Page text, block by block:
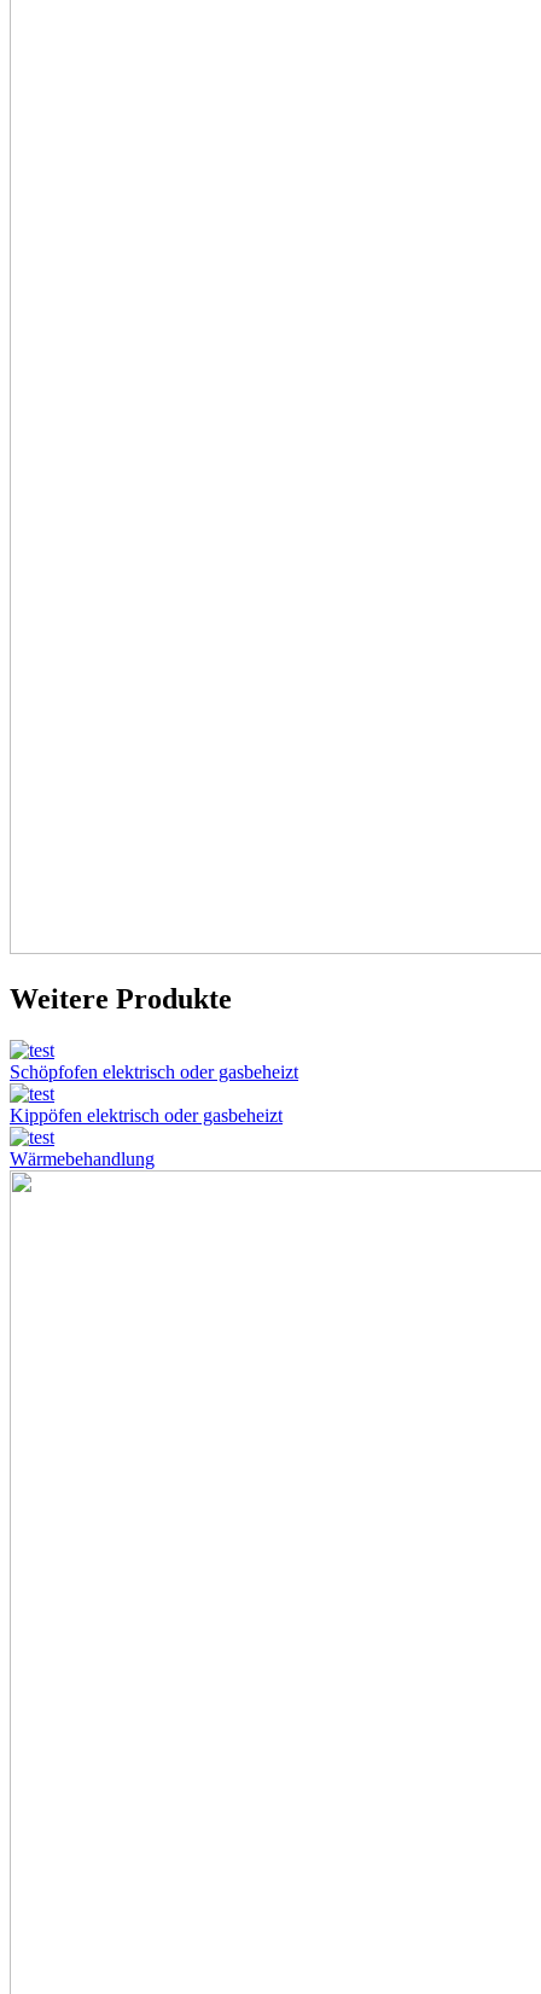
Weitere Produkte
Schöpfofen elektrisch oder gasbeheizt
Kippöfen elektrisch oder gasbeheizt
Wärmebehandlung